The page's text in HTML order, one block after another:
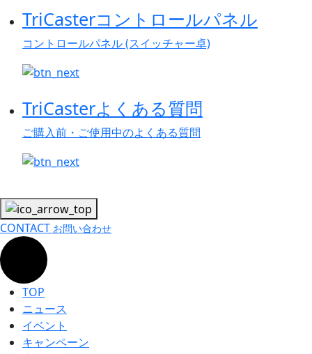
TriCasterコントロールパネル
コントロールパネル (スイッチャー卓)
TriCasterよくある質問
ご購入前・ご使用中のよくある質問
CONTACT お問い合わせ
TOP
ニュース
イベント
キャンペーン